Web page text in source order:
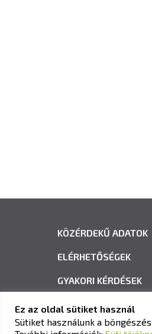
KÖZÉRDEKŰ ADATOK
ELÉRHETŐSÉGEK
GYAKORI KÉRDÉSEK
ADATVÉDELEM
HÍRLEVÉL
Ez az oldal sütiket használ
Sütiket használunk a